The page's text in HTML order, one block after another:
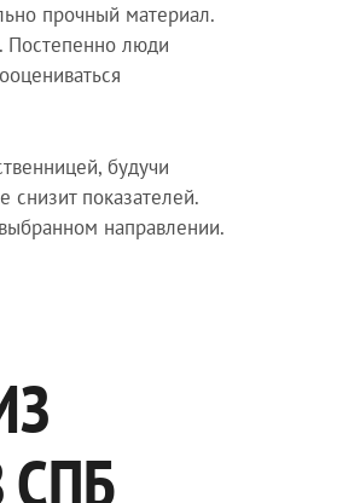
прочный материал.
Постепенно люди
будучи
показателей.
направлении.